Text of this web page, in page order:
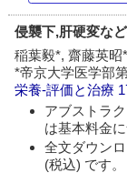
侵襲下,肝硬変な
稲葉毅*, 齋藤英昭
*帝京大学医学部
栄養-評価と治療
アブストラ
は基本料金に
全文ダウン
(税込) です。